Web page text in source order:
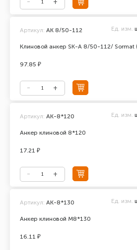
Клиновой анкер SK-A 8/50-112/ Sormat
Артикул: AK 8/50-112 Ед. изм.
97.85 ₽
Анкер клиновой 8*120
Артикул: АК-8*120 Ед. изм.
17.21 ₽
Анкер клиновой М8*130
Артикул: АК-8*130 Ед. изм.
16.11 ₽